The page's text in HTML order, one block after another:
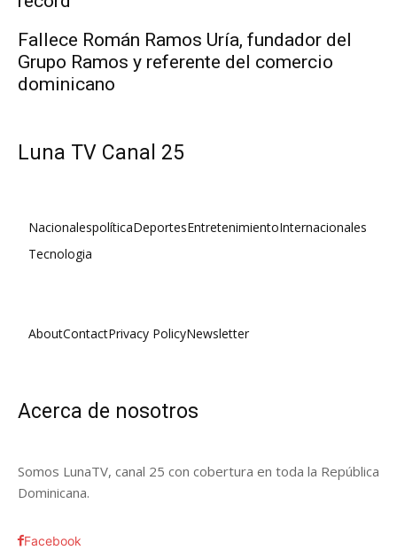
Fallece Román Ramos Uría, fundador del
Grupo Ramos y referente del comercio
dominicano
Luna TV Canal 25
NacionalespolíticaDeportesEntretenimientoInternacionales
Tecnologia
AboutContactPrivacy PolicyNewsletter
Acerca de nosotros
Somos LunaTV, canal 25 con cobertura en toda la República
Dominicana.
Facebook